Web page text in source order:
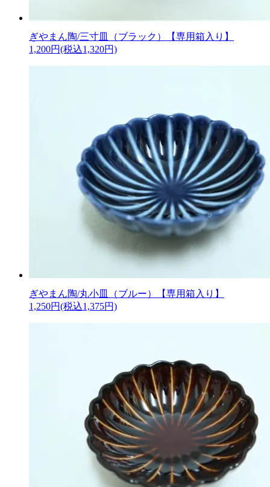
ぎやまん陶/三寸皿（ブラック）【専用箱入り】
1,200円(税込1,320円)
ぎやまん陶/丸小皿（ブルー）【専用箱入り】
1,250円(税込1,375円)